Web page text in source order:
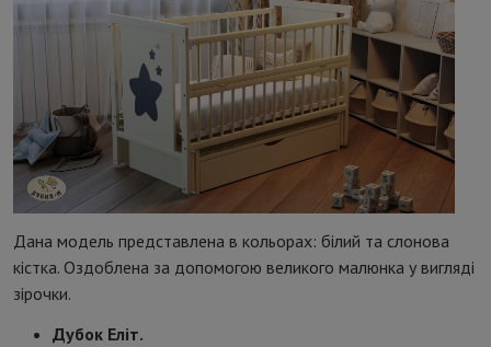
Дана модель представлена ​​в кольорах: білий та слонова
кістка. Оздоблена за допомогою великого малюнка у вигляді
зірочки.
Дубок Еліт.